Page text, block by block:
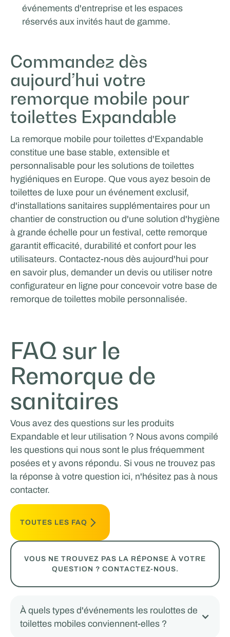
événements d'entreprise et les espaces
réservés aux invités haut de gamme.
Commandez dès
aujourd’hui votre
remorque mobile pour
toilettes Expandable
La remorque mobile pour toilettes d'Expandable
constitue une base stable, extensible et
personnalisable pour les solutions de toilettes
hygiéniques en Europe. Que vous ayez besoin de
toilettes de luxe pour un événement exclusif,
d'installations sanitaires supplémentaires pour un
chantier de construction ou d'une solution d'hygiène
à grande échelle pour un festival, cette remorque
garantit efficacité, durabilité et confort pour les
utilisateurs. Contactez-nous dès aujourd'hui pour
en savoir plus, demander un devis ou utiliser notre
configurateur en ligne pour concevoir votre base de
remorque de toilettes mobile personnalisée.
FAQ sur le
Remorque de
sanitaires
Vous avez des questions sur les produits
Expandable et leur utilisation ? Nous avons compilé
les questions qui nous sont le plus fréquemment
posées et y avons répondu. Si vous ne trouvez pas
la réponse à votre question ici, n'hésitez pas à nous
contacter.
TOUTES LES FAQ
VOUS NE TROUVEZ PAS LA RÉPONSE À VOTRE
QUESTION ? CONTACTEZ-NOUS.
À quels types d'événements les roulottes de
toilettes mobiles conviennent-elles ?